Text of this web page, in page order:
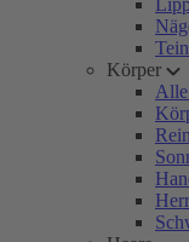
Körper
Alle